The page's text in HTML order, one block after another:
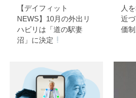
【デイフィット
NEWS】10月の外出リ
ハビリは「道の駅妻
沼」に決定
人
近
価